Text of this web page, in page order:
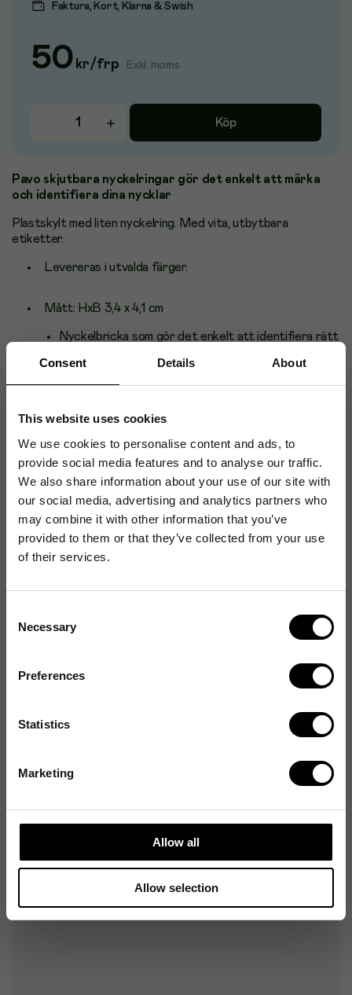
Consent Details About
This website uses cookies
We use cookies to personalise content and ads, to
provide social media features and to analyse our traffic.
We also share information about your use of our site with
our social media, advertising and analytics partners who
may combine it with other information that you’ve
provided to them or that they’ve collected from your use
of their services.
Selection
Necessary
Preferences
Statistics
Marketing
Allow all
Allow selection
Faktura, Kort, Klarna & Swish
50 kr/frp Exkl. moms
Köp
Pavo skjutbara nyckelringar gör det enkelt att märka
och identifiera dina nycklar
Plastskylt med liten nyckelring. Med vita, utbytbara
etiketter.
Levereras i utvalda färger.
Mått: HxB 3,4 x 4,1 cm
Nyckelbricka som gör det enkelt att identifiera rätt
Plast med utbytbar etikett
Artikelnummer: 10078791
8014569
EAN:
8717448014569
Material
Antal nycklar
Typ av nyckelförvaring Nyckelbricka